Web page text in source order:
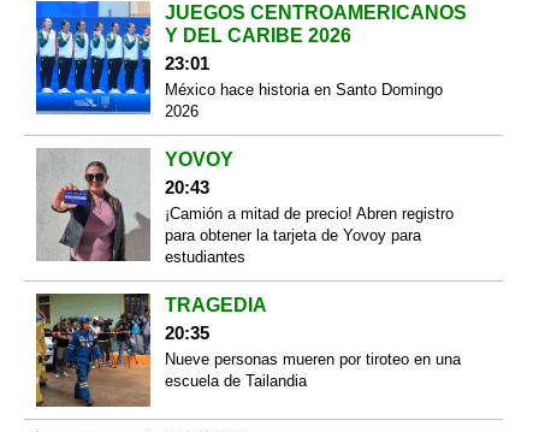
JUEGOS CENTROAMERICANOS
Y DEL CARIBE 2026
23:01
México hace historia en Santo Domingo
2026
YOVOY
20:43
¡Camión a mitad de precio! Abren registro
para obtener la tarjeta de Yovoy para
estudiantes
TRAGEDIA
20:35
Nueve personas mueren por tiroteo en una
escuela de Tailandia